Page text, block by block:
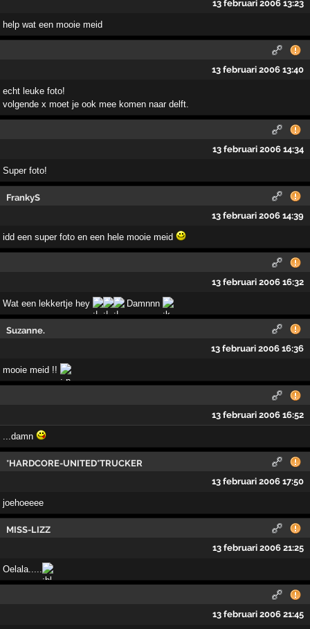
13 februari 2006 13:23
help wat een mooie meid
13 februari 2006 13:40
echt leuke foto!
volgende x moet je ook mee komen naar delft.
13 februari 2006 14:34
Super foto!
FrankyS
13 februari 2006 14:39
idd een super foto en een hele mooie meid
13 februari 2006 16:32
Wat een lekkertje hey Damnnn
Suzanne.
13 februari 2006 16:36
mooie meid !!
13 februari 2006 16:52
...damn
*HARDCORE-UNITED*TRUCKER
13 februari 2006 17:50
joehoeeee
MISS-LIZZ
13 februari 2006 21:25
Oelala.....
13 februari 2006 21:45